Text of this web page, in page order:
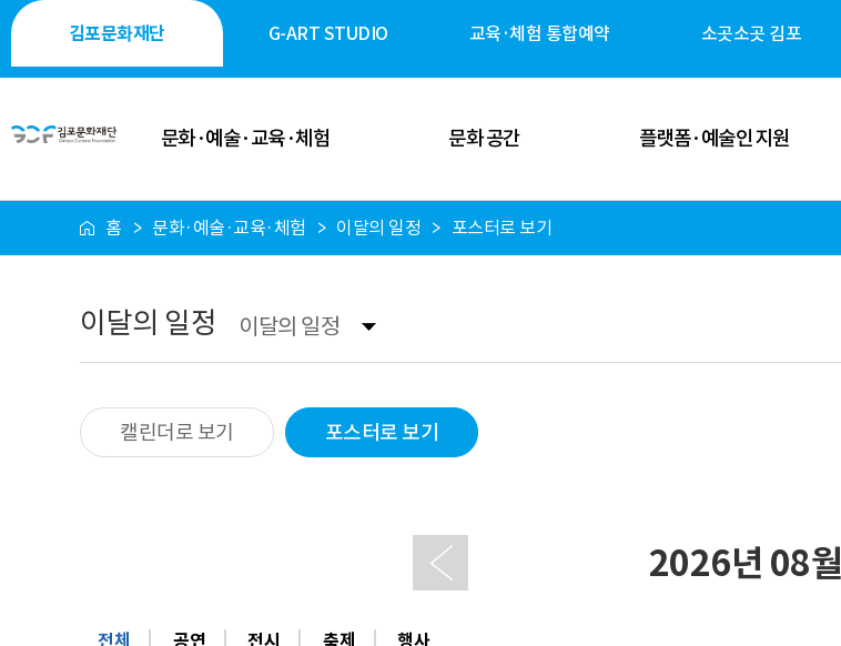
김포문화재단 G-ART STUDIO 교육·체험 통합예약 소곳소곳 김포
문화·예술·교육·체험
이달의 일정
전시 안내
행사 안내
문화 공간
공연·축제 공간
시설 대관안내
플랫폼·예술인 지원
홈 문화·예술·교육·체험 이달의 일정 포스터로 보기
이달의 일정 이달의 일정
캘린더로 보기 포스터로 보기
2026년 08월